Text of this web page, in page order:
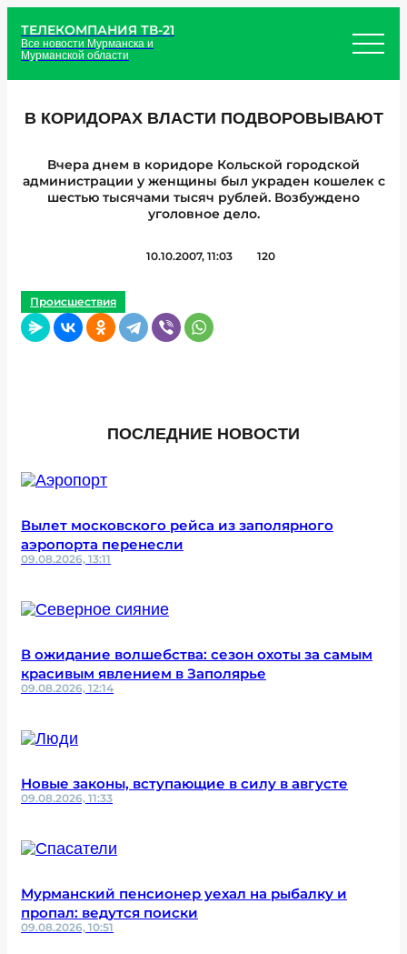
ТЕЛЕКОМПАНИЯ ТВ-21
Все новости Мурманска и
Мурманской области
В КОРИДОРАХ ВЛАСТИ ПОДВОРОВЫВАЮТ
Вчера днем в коридоре Кольской городской
администрации у женщины был украден кошелек с
шестью тысячами тысяч рублей. Возбуждено
уголовное дело.
10.10.2007, 11:03 120
Происшествия
ПОСЛЕДНИЕ НОВОСТИ
Вылет московского рейса из заполярного
аэропорта перенесли
09.08.2026, 13:11
В ожидание волшебства: сезон охоты за самым
красивым явлением в Заполярье
09.08.2026, 12:14
Новые законы, вступающие в силу в августе
09.08.2026, 11:33
Мурманский пенсионер уехал на рыбалку и
пропал: ведутся поиски
09.08.2026, 10:51